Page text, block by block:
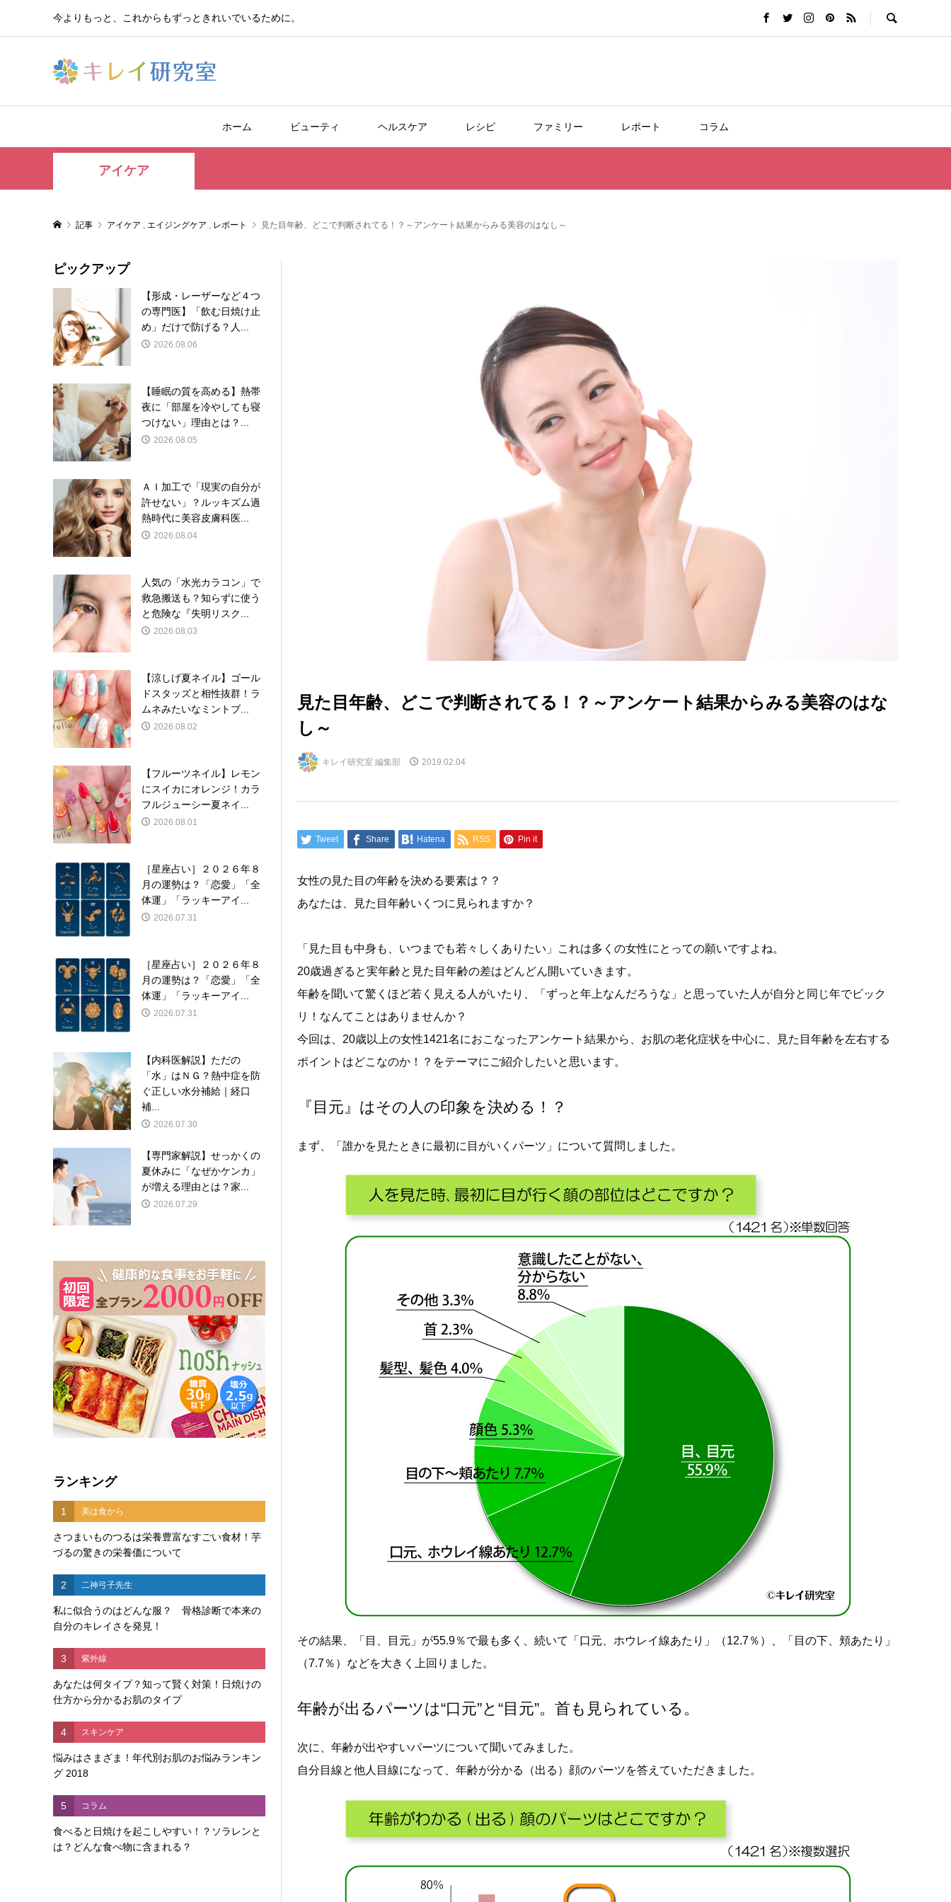
今よりもっと、これからもずっときれいでいるために。
ホーム ビューティ ヘルスケア レシピ ファミリー レポート コラム
アイケア
記事 アイケア エイジングケア レポート 見た目年齢、どこで判断されてる！？～アンケート結果からみる美容のはなし～
見た目年齢、どこで判断されてる！？～アンケート結果からみる美容のはな
し～
キレイ研究室 編集部 2019.02.04
Tweet Share Hatena RSS Pin it
女性の見た目の年齢を決める要素は？？
あなたは、見た目年齢いくつに見られますか？
「見た目も中身も、いつまでも若々しくありたい」これは多くの女性にとっての願いですよね。
20歳過ぎると実年齢と見た目年齢の差はどんどん開いていきます。
年齢を聞いて驚くほど若く見える人がいたり、「ずっと年上なんだろうな」と思っていた人が自分と同じ年でビック
リ！なんてことはありませんか？
今回は、20歳以上の女性1421名におこなったアンケート結果から、お肌の老化症状を中心に、見た目年齢を左右する
ポイントはどこなのか！？をテーマにご紹介したいと思います。
『目元』はその人の印象を決める！？
まず、「誰かを見たときに最初に目がいくパーツ」について質問しました。
その結果、「目、目元」が55.9％で最も多く、続いて「口元、ホウレイ線あたり」（12.7％）、「目の下、頬あたり」
（7.7％）などを大きく上回りました。
年齢が出るパーツは“口元”と“目元”。首も見られている。
次に、年齢が出やすいパーツについて聞いてみました。
自分目線と他人目線になって、年齢が分かる（出る）顔のパーツを答えていただきました。
ピックアップ
【形成・レーザーなど４つ
の専門医】「飲む日焼け止
め」だけで防げる？人...
2026.08.06
【睡眠の質を高める】熱帯
夜に「部屋を冷やしても寝
つけない」理由とは？...
2026.08.05
ＡＩ加工で「現実の自分が
許せない」？ルッキズム過
熱時代に美容皮膚科医...
2026.08.04
人気の「水光カラコン」で
救急搬送も？知らずに使う
と危険な『失明リスク...
2026.08.03
【涼しげ夏ネイル】ゴール
ドスタッズと相性抜群！ラ
ムネみたいなミントブ...
2026.08.02
【フルーツネイル】レモン
にスイカにオレンジ！カラ
フルジューシー夏ネイ...
2026.08.01
［星座占い］２０２６年８
月の運勢は？「恋愛」「全
体運」「ラッキーアイ...
2026.07.31
［星座占い］２０２６年８
月の運勢は？「恋愛」「全
体運」「ラッキーアイ...
2026.07.31
【内科医解説】ただの
「水」はＮＧ？熱中症を防
ぐ正しい水分補給｜経口
補...
2026.07.30
【専門家解説】せっかくの
夏休みに「なぜかケンカ」
が増える理由とは？家...
2026.07.29
ランキング
1 美は食から
さつまいものつるは栄養豊富なすごい食材！芋
づるの驚きの栄養価について
2 二神弓子先生
私に似合うのはどんな服？ 骨格診断で本来の
自分のキレイさを発見！
3 紫外線
あなたは何タイプ？知って賢く対策！日焼けの
仕方から分かるお肌のタイプ
4 スキンケア
悩みはさまざま！年代別お肌のお悩みランキン
グ 2018
5 コラム
食べると日焼けを起こしやすい！？ソラレンと
は？どんな食べ物に含まれる？